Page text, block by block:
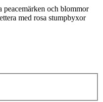
peacemärken och blommor
med rosa stumpbyxor